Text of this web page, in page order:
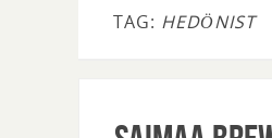
TAG: HEDÖNIST